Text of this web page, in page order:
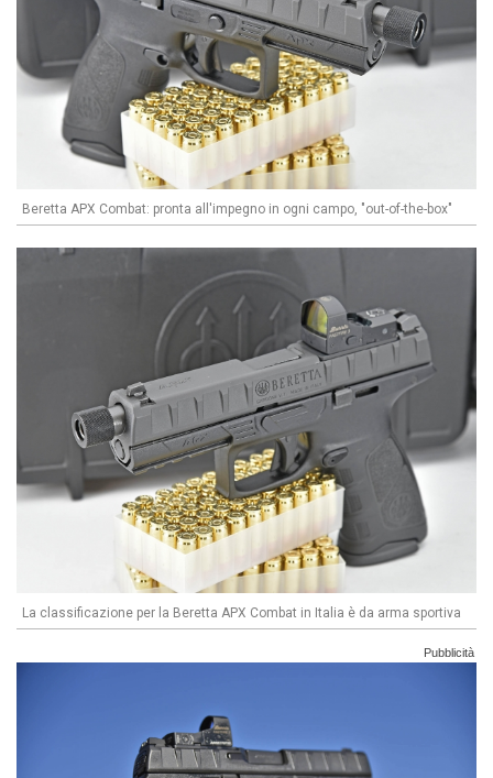
Beretta APX Combat: pronta all'impegno in ogni campo, "out-of-the-box"
La classificazione per la Beretta APX Combat in Italia è da arma sportiva
Pubblicità